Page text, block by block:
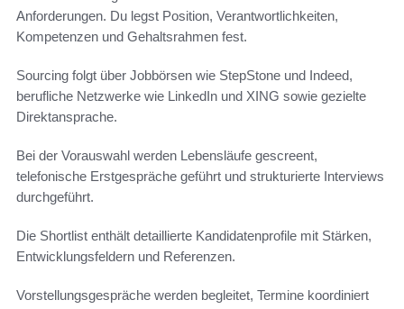
Anforderungen. Du legst Position, Verantwortlichkeiten,
Kompetenzen und Gehaltsrahmen fest.
Sourcing folgt über Jobbörsen wie StepStone und Indeed,
berufliche Netzwerke wie LinkedIn und XING sowie gezielte
Direktansprache.
Bei der Vorauswahl werden Lebensläufe gescreent,
telefonische Erstgespräche geführt und strukturierte Interviews
durchgeführt.
Die Shortlist enthält detaillierte Kandidatenprofile mit Stärken,
Entwicklungsfeldern und Referenzen.
Vorstellungsgespräche werden begleitet, Termine koordiniert